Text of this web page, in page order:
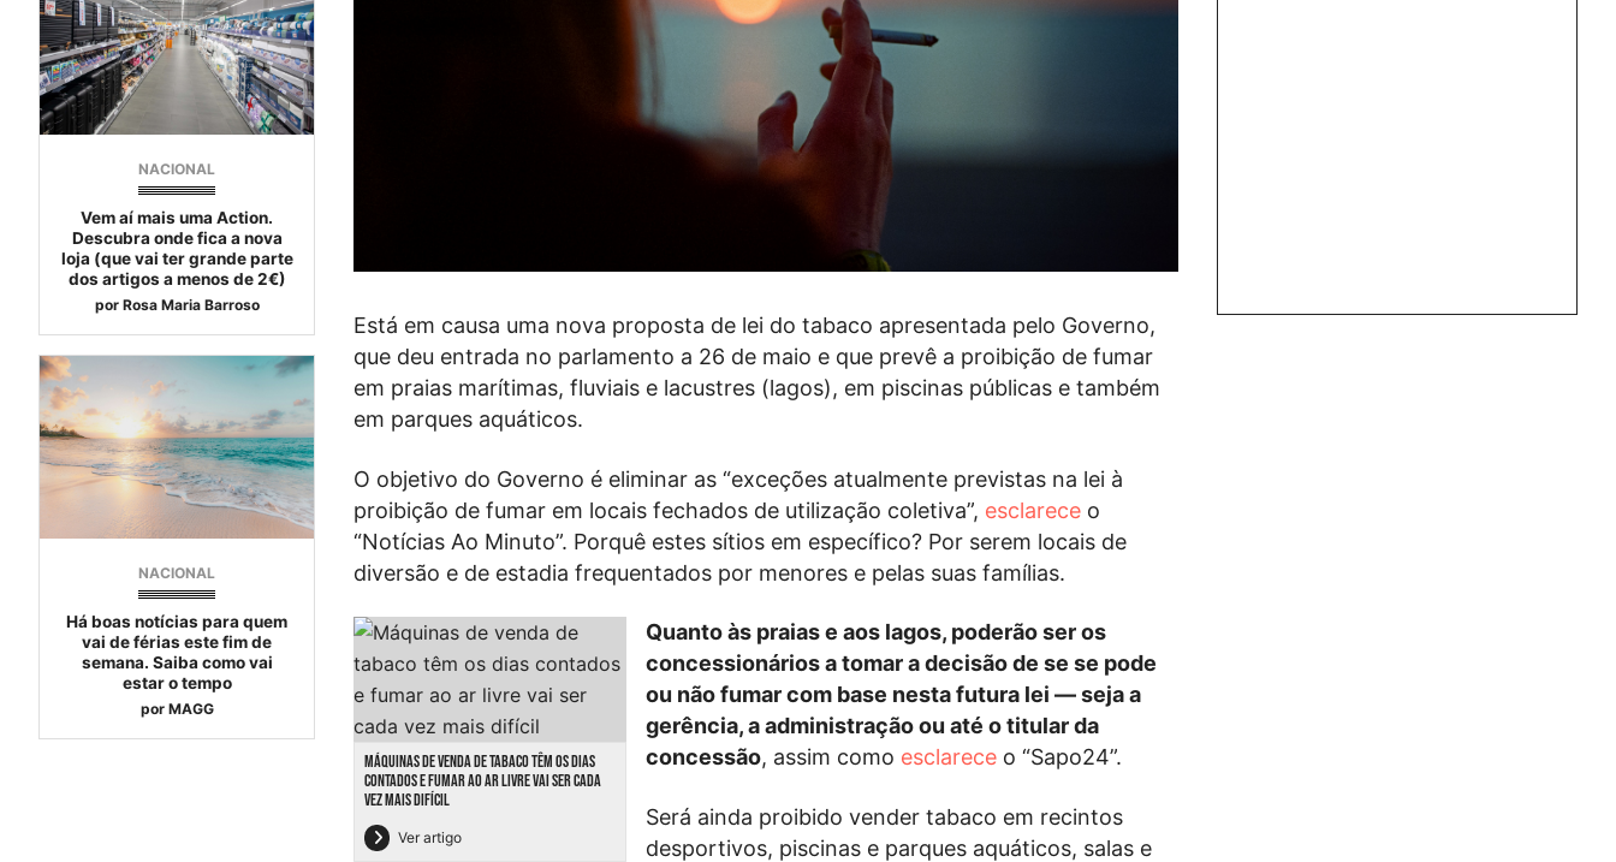
NACIONAL
Vem aí mais uma Action.
Descubra onde fica a nova
loja (que vai ter grande parte
dos artigos a menos de 2€)
por Rosa Maria Barroso
NACIONAL
Há boas notícias para quem
vai de férias este fim de
semana. Saiba como vai
estar o tempo
por MAGG
Está em causa uma nova proposta de lei do tabaco apresentada pelo Governo,
que deu entrada no parlamento a 26 de maio e que prevê a proibição de fumar
em praias marítimas, fluviais e lacustres (lagos), em piscinas públicas e também
em parques aquáticos.
O objetivo do Governo é eliminar as “exceções atualmente previstas na lei à
proibição de fumar em locais fechados de utilização coletiva”, esclarece o
“Notícias Ao Minuto”. Porquê estes sítios em específico? Por serem locais de
diversão e de estadia frequentados por menores e pelas suas famílias.
MÁQUINAS DE VENDA DE TABACO TÊM OS DIAS
CONTADOS E FUMAR AO AR LIVRE VAI SER CADA
VEZ MAIS DIFÍCIL
Ver artigo
Quanto às praias e aos lagos, poderão ser os
concessionários a tomar a decisão de se se pode
ou não fumar com base nesta futura lei — seja a
gerência, a administração ou até o titular da
concessão, assim como esclareceo “Sapo24”.
Será ainda proibido vender tabaco em recintos
desportivos, piscinas e parques aquáticos, salas e